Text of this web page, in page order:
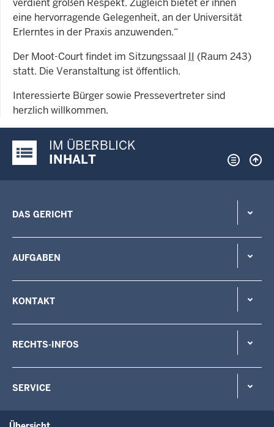
eine hervorragende Gelegenheit, an der Universität
Erlerntes in der Praxis anzuwenden.“
Der Moot-Court findet im Sitzungssaal II (Raum 243)
statt. Die Veranstaltung ist öffentlich.
Interessierte Bürger sowie Pressevertreter sind
herzlich willkommen.
Justiz-Portal im Überblick:
IM ÜBERBLICK
INHALT
DAS GERICHT
AUFGABEN
KONTAKT
RECHTS-INFOS
SERVICE